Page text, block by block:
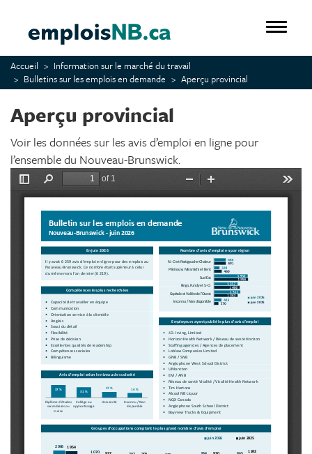
contenu
principal
Accueil
Information sur le marché du travail
Bulletins sur les emplois en demande
Aperçu provincial
Aperçu provincial
Voir les données sur les avis d’emploi en ligne pour
l’ensemble du Nouveau-Brunswick.